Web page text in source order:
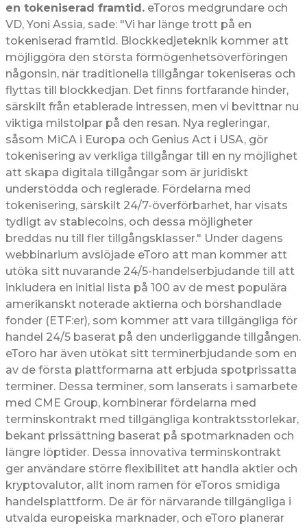
en tokeniserad framtid. eToros medgrundare och
VD, Yoni Assia, sade: "Vi har länge trott på en
tokeniserad framtid. Blockkedjeteknik kommer att
möjliggöra den största förmögenhetsöverföringen
någonsin, när traditionella tillgångar tokeniseras och
flyttas till blockkedjan. Det finns fortfarande hinder,
särskilt från etablerade intressen, men vi bevittnar nu
viktiga milstolpar på den resan. Nya regleringar,
såsom MiCA i Europa och Genius Act i USA, gör
tokenisering av verkliga tillgångar till en ny möjlighet
att skapa digitala tillgångar som är juridiskt
understödda och reglerade. Fördelarna med
tokenisering, särskilt 24/7-överförbarhet, har visats
tydligt av stablecoins, och dessa möjligheter
breddas nu till fler tillgångsklasser." Under dagens
webbinarium avslöjade eToro att man kommer att
utöka sitt nuvarande 24/5-handelserbjudande till att
inkludera en initial lista på 100 av de mest populära
amerikanskt noterade aktierna och börshandlade
fonder (ETF:er), som kommer att vara tillgängliga för
handel 24/5 baserat på den underliggande tillgången.
eToro har även utökat sitt terminerbjudande som en
av de första plattformarna att erbjuda spotprissatta
terminer. Dessa terminer, som lanserats i samarbete
med CME Group, kombinerar fördelarna med
terminskontrakt med tillgängliga kontraktsstorlekar,
bekant prissättning baserat på spotmarknaden och
längre löptider. Dessa innovativa terminskontrakt
ger användare större flexibilitet att handla aktier och
kryptovalutor, allt inom ramen för eToros smidiga
handelsplattform. De är för närvarande tillgängliga i
utvalda europeiska marknader, och eToro planerar